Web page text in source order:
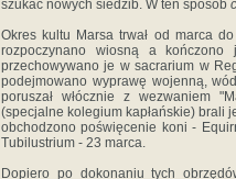
szukać nowych siedzib. W ten sposób
Okres kultu Marsa trwał od marca
rozpoczynano wiosną a kończono
przechowywano je w sacrarium w
podejmowano wyprawę wojenną,
poruszał włócznie z wezwaniem
(specjalne kolegium kapłańskie) brali
obchodzono poświęcenie koni -
Tubilustrium - 23 marca.
Dopiero po dokonaniu tych